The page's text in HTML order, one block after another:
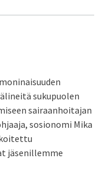
sukupuolen
sairaanhoitajan
sosionomi Mika
jäsenillemme